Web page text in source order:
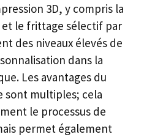
3D, y compris la
le frittage sélectif par
des niveaux élevés de
dans la
Les avantages du
sont multiples; cela
le processus de
permet également